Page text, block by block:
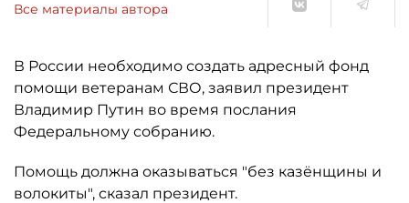
Все материалы автора
В России необходимо создать адресный фонд
помощи ветеранам СВО, заявил президент
Владимир Путин во время послания
Федеральному собранию.
Помощь должна оказываться "без казёнщины и
волокиты", сказал президент.